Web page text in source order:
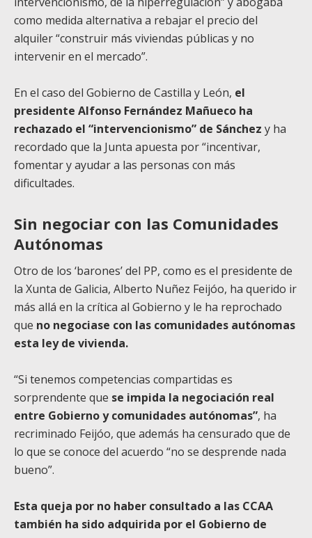
como medida alternativa a rebajar el precio del
alquiler “construir más viviendas públicas y no
intervenir en el mercado”.
En el caso del Gobierno de Castilla y León, el
presidente Alfonso Fernández Mañueco ha
rechazado el “intervencionismo” de Sánchez y ha
recordado que la Junta apuesta por “incentivar,
fomentar y ayudar a las personas con más
dificultades.
Sin negociar con las Comunidades
Autónomas
Otro de los ‘barones’ del PP, como es el presidente de
la Xunta de Galicia, Alberto Nuñez Feijóo, ha querido ir
más allá en la crítica al Gobierno y le ha reprochado
que no negociase con las comunidades autónomas
esta ley de vivienda.
“Si tenemos competencias compartidas es
sorprendente que se impida la negociación real
entre Gobierno y comunidades autónomas”, ha
recriminado Feijóo, que además ha censurado que de
lo que se conoce del acuerdo “no se desprende nada
bueno”.
Esta queja por no haber consultado a las CCAA
también ha sido adquirida por el Gobierno de